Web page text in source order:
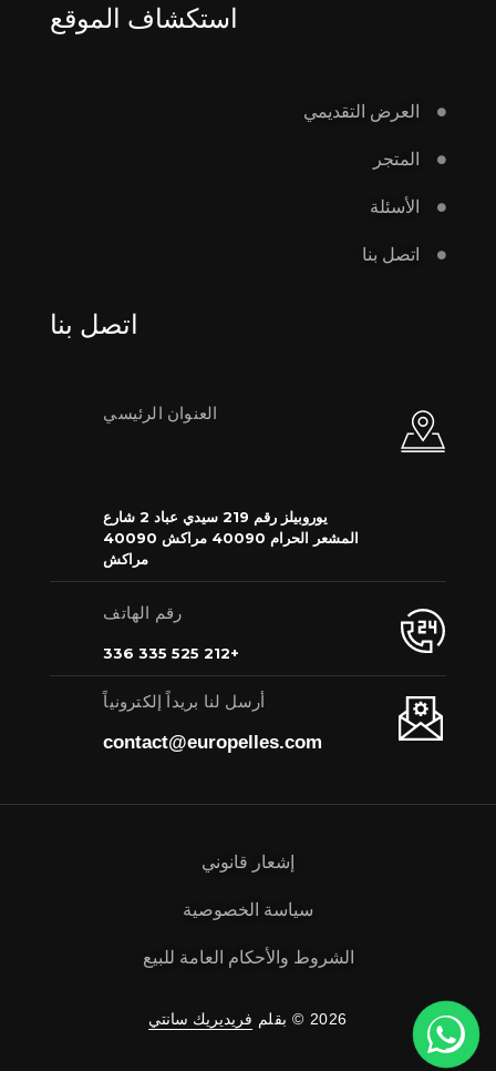
استكشاف الموقع
العرض التقديمي
المتجر
الأسئلة
اتصل بنا
اتصل بنا
العنوان الرئيسي
يوروبيلز رقم 219 سيدي عباد 2 شارع
المشعر الحرام 40090 مراكش 40090
مراكش
رقم الهاتف
+212 525 335 336
أرسل لنا بريداً إلكترونياً
contact@europelles.com
إشعار قانوني
سياسة الخصوصية
الشروط والأحكام العامة للبيع
2026 © بقلم فريديريك سانتي